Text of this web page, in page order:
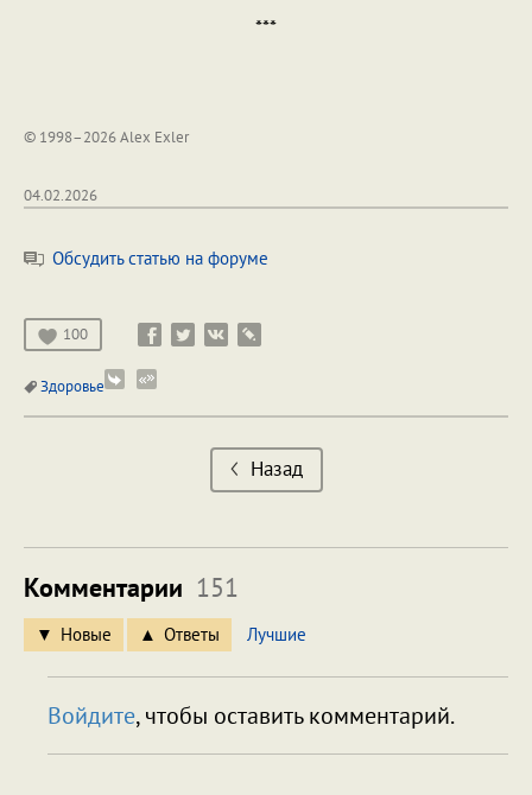
***
© 1998–2026 Alex Exler
04.02.2026
Обсудить статью на форуме
100
Здоровье
Назад
Комментарии 151
Новые Ответы Лучшие
Войдите, чтобы оставить комментарий.